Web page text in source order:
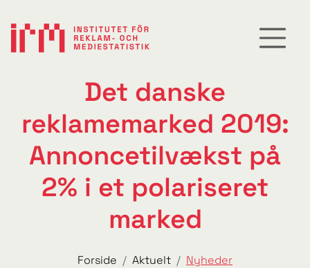
Det danske
reklamemarked 2019:
Annoncetilvækst på
2% i et polariseret
marked
Forside Aktuelt
Nyheder